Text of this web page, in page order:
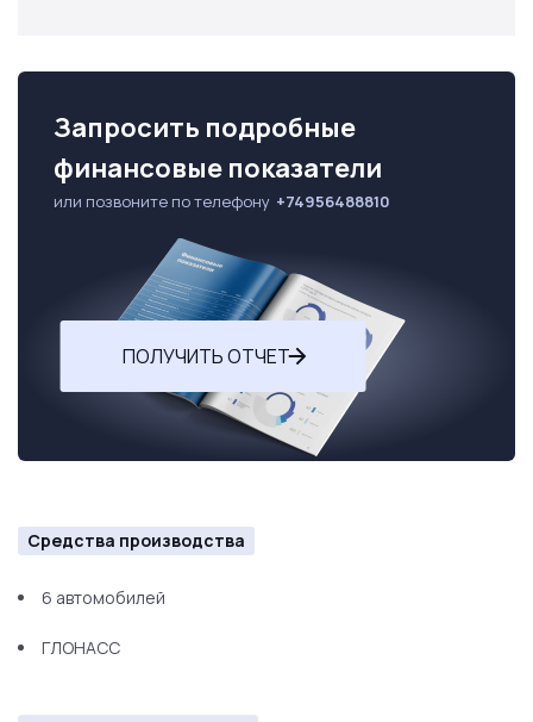
Запросить подробные
финансовые показатели
или позвоните по телефону +74956488810
ПОЛУЧИТЬ ОТЧЕТ
Средства производства
6 автомобилей
ГЛОНАСС